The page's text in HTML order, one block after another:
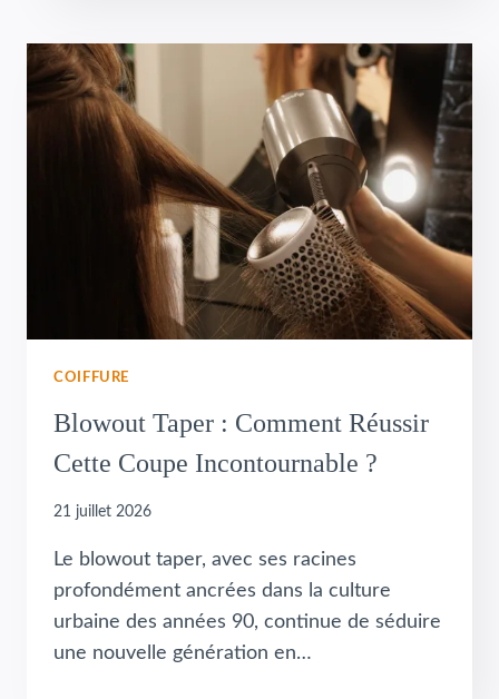
COIFFURE
Blowout Taper : Comment Réussir
Cette Coupe Incontournable ?
21 juillet 2026
Le blowout taper, avec ses racines
profondément ancrées dans la culture
urbaine des années 90, continue de séduire
une nouvelle génération en…